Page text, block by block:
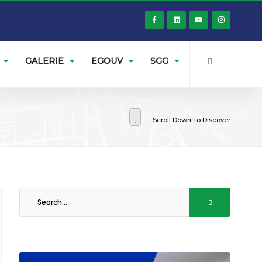
GALERIE EGOUV SGG
Scroll Down To Discover